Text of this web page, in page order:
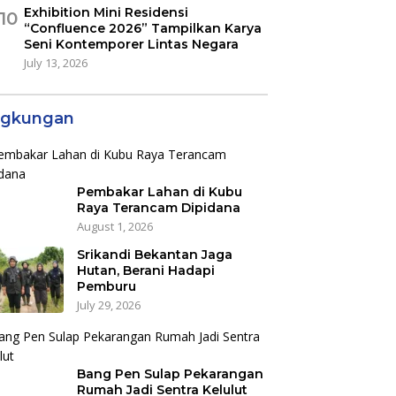
Exhibition Mini Residensi
“Confluence 2026” Tampilkan Karya
Seni Kontemporer Lintas Negara
July 13, 2026
Pembakar Lahan di Kubu
Raya Terancam Dipidana
August 1, 2026
Srikandi Bekantan Jaga
Hutan, Berani Hadapi
Pemburu
July 29, 2026
Bang Pen Sulap Pekarangan
Rumah Jadi Sentra Kelulut